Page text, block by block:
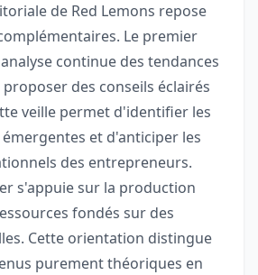
de Red Lemons repose
Le premier
continue des tendances
des conseils éclairés
veille permet d'identifier les
et d'anticiper les
des entrepreneurs.
s'appuie sur la production
fondés sur des
Cette orientation distingue
purement théoriques en